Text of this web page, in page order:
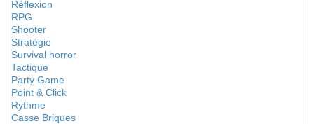
Réflexion
RPG
Shooter
Stratégie
Survival horror
Tactique
Party Game
Point & Click
Rythme
Casse Briques